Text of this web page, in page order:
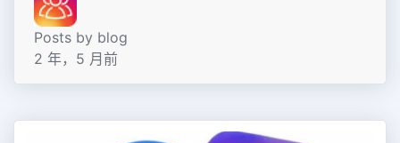
Posts by blog
2 年，5 月前